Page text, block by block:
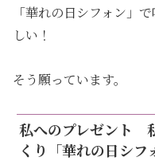
「華れの日シフォン」
しい！
そう願っています。
私へのプレゼント
くり「華れの日シフ